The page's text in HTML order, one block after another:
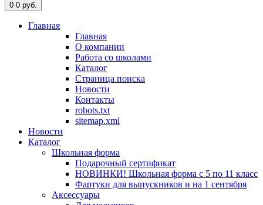
0 0 руб.
Главная
Главная
О компании
Работа со школами
Каталог
Страница поиска
Новости
Контакты
robots.txt
sitemap.xml
Новости
Каталог
Школьная форма
Подарочный сертификат
НОВИНКИ! Школьная форма с 5 по 11 класс
Фартуки для выпускников и на 1 сентября
Аксессуары